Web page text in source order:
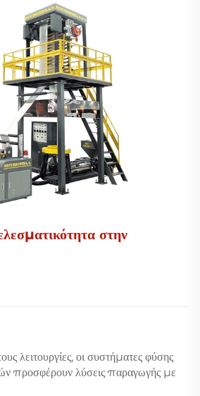
στην
λειτουργίες, οι συστήματες φύσης
προσφέρουν λύσεις παραγωγής με